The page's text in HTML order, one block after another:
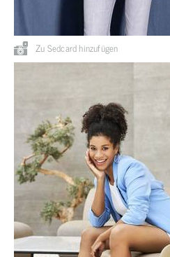
Zu Sedcard hinzufügen